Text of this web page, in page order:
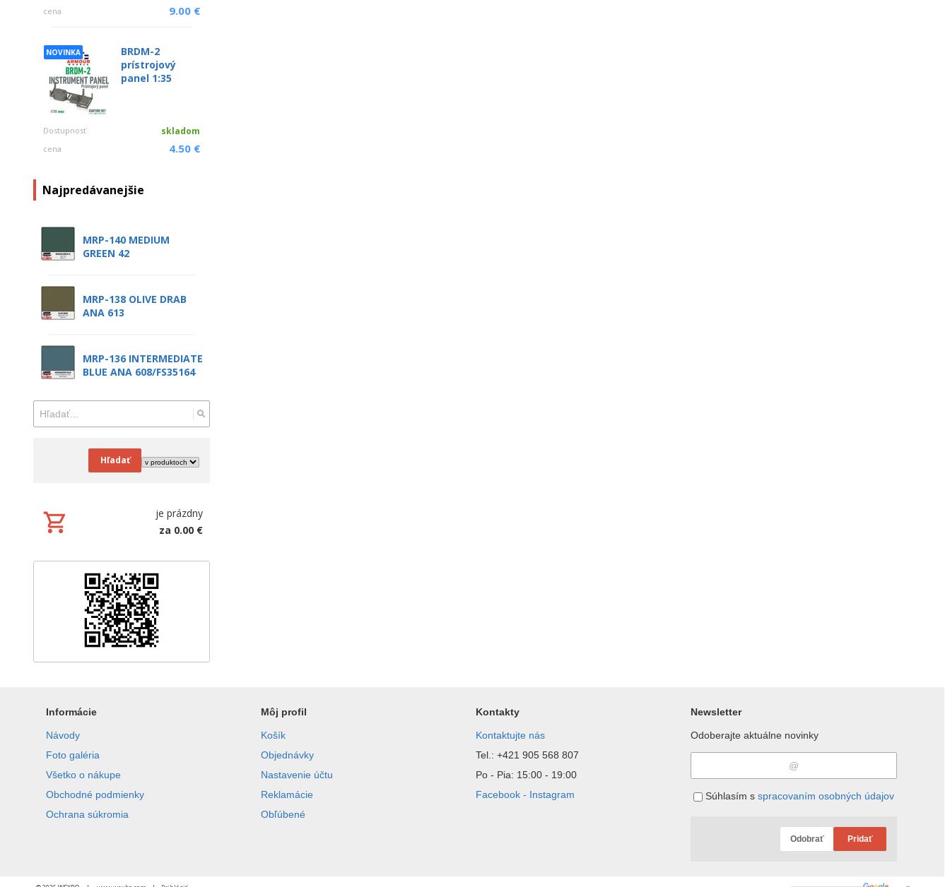
cena 9.00 €
NOVINKA
BRDM-2
prístrojový
panel 1:35
Dostupnosť skladom
cena 4.50 €
Najpredávanejšie
MRP-140 MEDIUM
GREEN 42
MRP-138 OLIVE DRAB
ANA 613
MRP-136 INTERMEDIATE
BLUE ANA 608/FS35164
Hľadať
je prázdny
za 0.00 €
Informácie
Návody
Foto galéria
Všetko o nákupe
Obchodné podmienky
Ochrana súkromia
Môj profil
Košík
Objednávky
Nastavenie účtu
Reklamácie
Obľúbené
Kontakty
Kontaktujte nás
Tel.: +421 905 568 807
Po - Pia: 15:00 - 19:00
Facebook - Instagram
Newsletter
Odoberajte aktuálne novinky
Súhlasím s spracovaním osobných údajov
Odobrať Pridať